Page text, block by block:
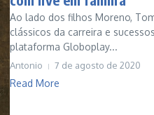
Ao lado dos filhos Moreno,
clássicos da carreira e
plataforma Globoplay...
Antonio 7 de agosto de 2020
Read More